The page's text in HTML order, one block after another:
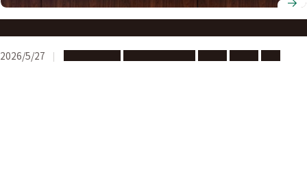
2026/5/27